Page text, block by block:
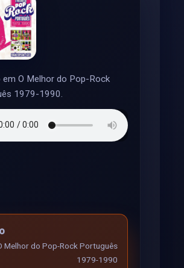
em O Melhor do Pop-Rock
1979-1990.
Melhor do Pop-Rock Português
1979-1990